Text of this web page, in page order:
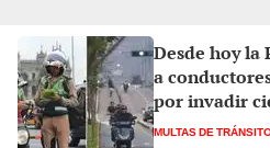
Desde hoy la
a
por invadir
MULTAS DE